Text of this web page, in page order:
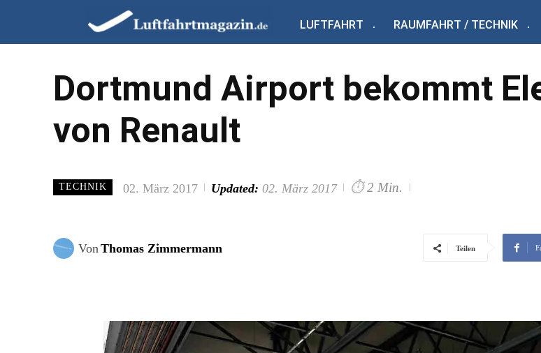
LUFTFAHRT RAUMFAHRT / TECHNIK
Dortmund Airport bekommt
von Renault
TECHNIK 02. März 2017 Updated: 02. März 2017 ⏱ 2 Min.
VonThomas Zimmermann Teilen